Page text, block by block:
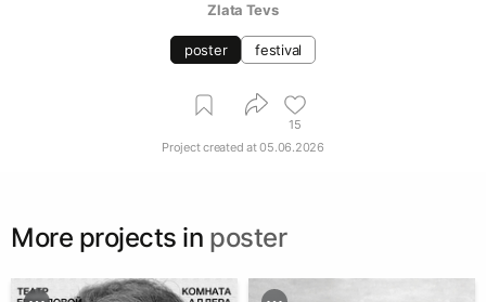
Zlata Tevs
poster festival
15
Project created at05.06.2026
More projects in poster